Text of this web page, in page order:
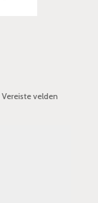
Vereiste velden